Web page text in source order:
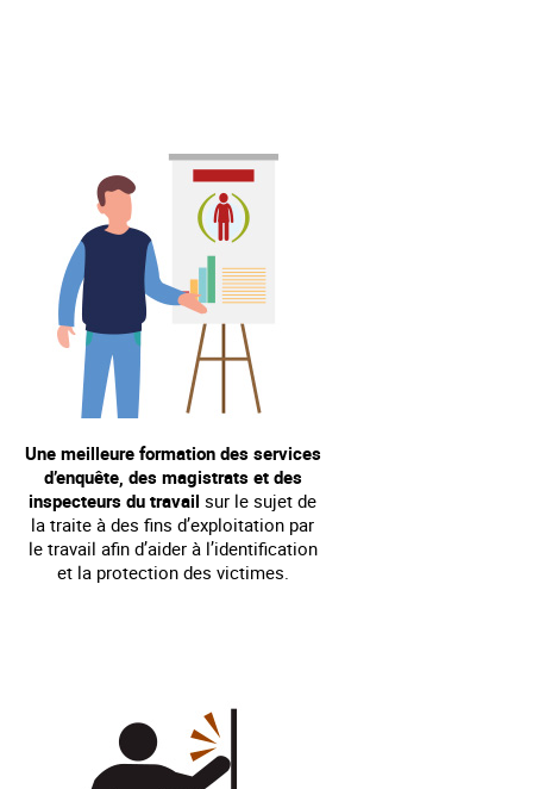
Une meilleure formation des services
d’enquête, des magistrats et des
inspecteurs du travail sur le sujet de
la traite à des fins d’exploitation par
le travail afin d’aider à l’identification
et la protection des victimes.